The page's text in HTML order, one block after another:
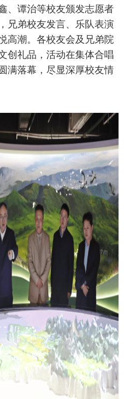
、谭治等校友颁发志愿者
兄弟校友发言、乐队表演
高潮。各校友会及兄弟院
创礼品，活动在集体合唱
满落幕，尽显深厚校友情